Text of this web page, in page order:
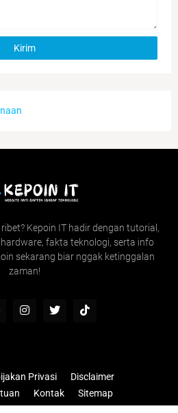
Kepoin IT hadir dengan tutorial,
fakta teknologi, serta info
sekarang biar nggak ketinggalan
zaman!
Privasi
Disclaimer
Kontak Sitemap